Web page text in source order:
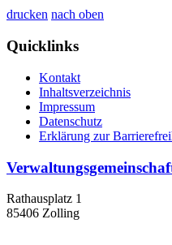
drucken nach oben
Quicklinks
Kontakt
Inhaltsverzeichnis
Impressum
Datenschutz
Erklärung zur
Rathausplatz 1
85406 Zolling